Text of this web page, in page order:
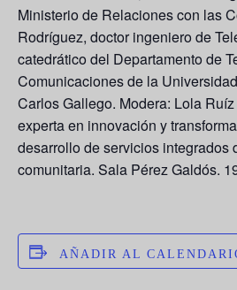
Ministerio de Relaciones con las
Rodríguez, doctor ingeniero de
catedrático del Departamento de
Comunicaciones de la
Carlos Gallego. Modera: Lola
experta en innovación y
desarrollo de servicios integrados
comunitaria. Sala Pérez Galdós.
AÑADIR AL